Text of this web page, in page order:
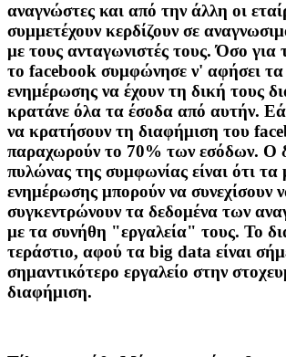
αναγνώστες και από την άλλη οι
συμμετέχουν κερδίζουν σε
με τους ανταγωνιστές τους. Όσο για
το facebook συμφώνησε ν' αφήσει
ενημέρωσης να έχουν τη δική τους
κρατάνε όλα τα έσοδα από αυτήν.
να κρατήσουν τη διαφήμιση του
παραχωρούν το 70% των εσόδων. Ο
πυλώνας της συμφωνίας είναι ότι τα
ενημέρωσης μπορούν να συνεχίσουν
συγκεντρώνουν τα δεδομένα των
με τα συνήθη "εργαλεία" τους. Το
τεράστιο, αφού τα big data είναι
σημαντικότερο εργαλείο στην
διαφήμιση.